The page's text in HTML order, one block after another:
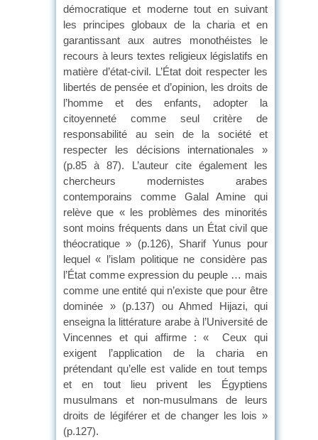
démocratique et moderne tout en suivant
les principes globaux de la charia et en
garantissant aux autres monothéistes le
recours à leurs textes religieux législatifs en
matière d’état-civil. L’État doit respecter les
libertés de pensée et d’opinion, les droits de
l’homme et des enfants, adopter la
citoyenneté comme seul critère de
responsabilité au sein de la société et
respecter les décisions internationales »
(p.85 à 87). L’auteur cite également les
chercheurs modernistes arabes
contemporains comme Galal Amine qui
relève que « les problèmes des minorités
sont moins fréquents dans un État civil que
théocratique » (p.126), Sharif Yunus pour
lequel « l’islam politique ne considère pas
l’État comme expression du peuple … mais
comme une entité qui n’existe que pour être
dominée » (p.137) ou Ahmed Hijazi, qui
enseigna la littérature arabe à l’Université de
Vincennes et qui affirme : « Ceux qui
exigent l’application de la charia en
prétendant qu’elle est valide en tout temps
et en tout lieu privent les Égyptiens
musulmans et non-musulmans de leurs
droits de légiférer et de changer les lois »
(p.127).